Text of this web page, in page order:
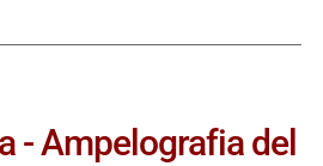
- Ampelografia del